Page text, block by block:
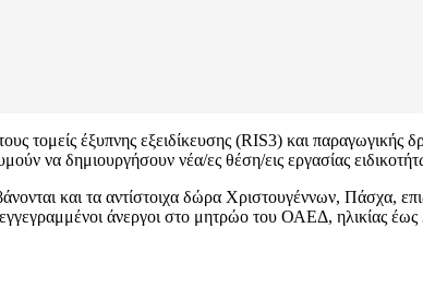
τομείς έξυπνης εξειδίκευσης (RIS3) και
να δημιουργήσουν νέα/ες θέση/εις εργασίας
και τα αντίστοιχα δώρα Χριστουγέννων, Πάσχα,
άνεργοι στο μητρώο του ΟΑΕΔ, ηλικίας